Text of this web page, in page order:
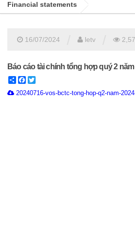
Financial statements
16/07/2024 letv
Báo cáo tài chính tổng hợp quý 2 năm
ShareFacebook
20240716-vos-bctc-tong-hop-q2-nam-